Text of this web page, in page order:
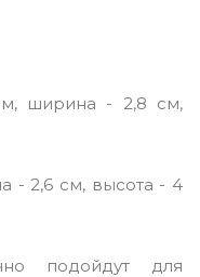
ширина - 2,8 см,
- 2,6 см, высота - 4
подойдут для